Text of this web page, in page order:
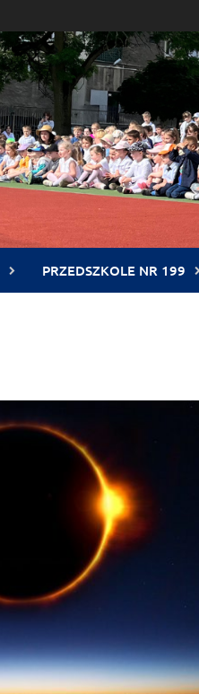
PRZEDSZKOLE NR 199